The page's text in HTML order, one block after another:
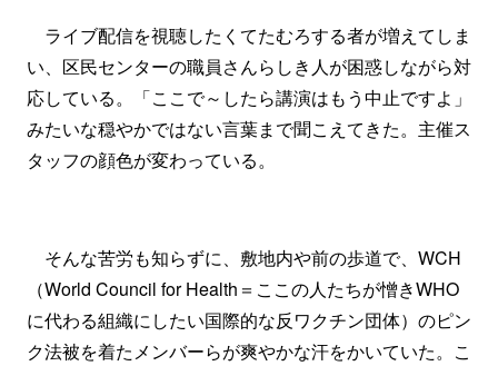
ライブ配信を視聴したくてたむろする者が増えてしま
い、区民センターの職員さんらしき人が困惑しながら対
応している。「ここで～したら講演はもう中止ですよ」
みたいな穏やかではない言葉まで聞こえてきた。主催ス
タッフの顔色が変わっている。
そんな苦労も知らずに、敷地内や前の歩道で、WCH
（World Council for Health＝ここの人たちが憎きWHO
に代わる組織にしたい国際的な反ワクチン団体）のピン
ク法被を着たメンバーらが爽やかな汗をかいていた。こ